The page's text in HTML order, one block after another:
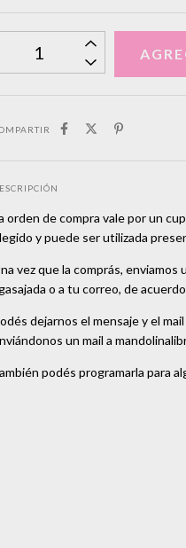
orden de compra vale por un
y puede ser utilizada
vez que la comprás,
o a tu correo, de
dejarnos el mensaje y el
un mail a
podés programarla para